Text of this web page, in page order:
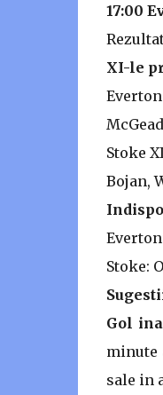
17:00
XI-le
Stoke
Bojan,
Stoke:
Gol
minute
sale in